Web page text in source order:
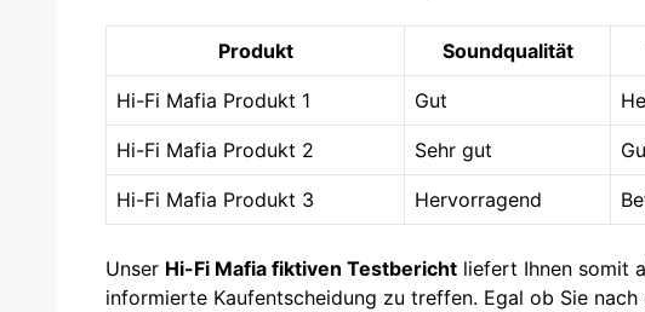
Produkt Soundqualität
Hi-Fi Mafia Produkt 1 Gut
Hi-Fi Mafia Produkt 2 Sehr gut
Hi-Fi Mafia Produkt 3 Hervorragend
Unser Hi-Fi Mafia fiktiven Testbericht liefert Ihnen somit
informierte Kaufentscheidung zu treffen. Egal ob Sie